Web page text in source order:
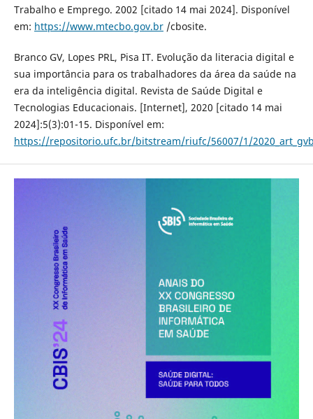
Trabalho e Emprego. 2002 [citado 14 mai 2024]. Disponível
em: https://www.mtecbo.gov.br/cbosite.
Branco GV, Lopes PRL, Pisa IT. Evolução da literacia digital e
sua importância para os trabalhadores da área da saúde na
era da inteligência digital. Revista de Saúde Digital e
Tecnologias Educacionais. [Internet], 2020 [citado 14 mai
2024]:5(3):01-15. Disponível em:
https://repositorio.ufc.br/bitstream/riufc/56007/1/